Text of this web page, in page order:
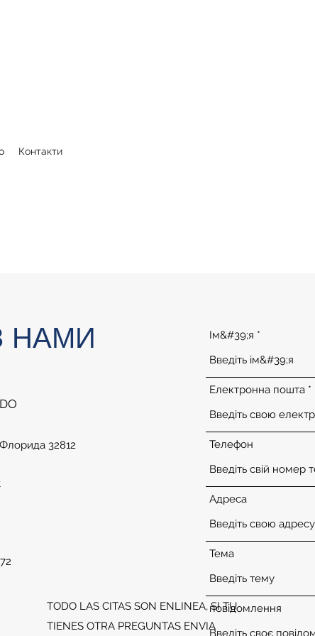
Контакти
НАМИ
32812
Ім&#39;я
Електронна пошта
Телефон
Адреса
Тема
повідомлення
TODO LAS CITAS SON ENLINEA, SI TU
TIENES OTRA PREGUNTAS ENVIA